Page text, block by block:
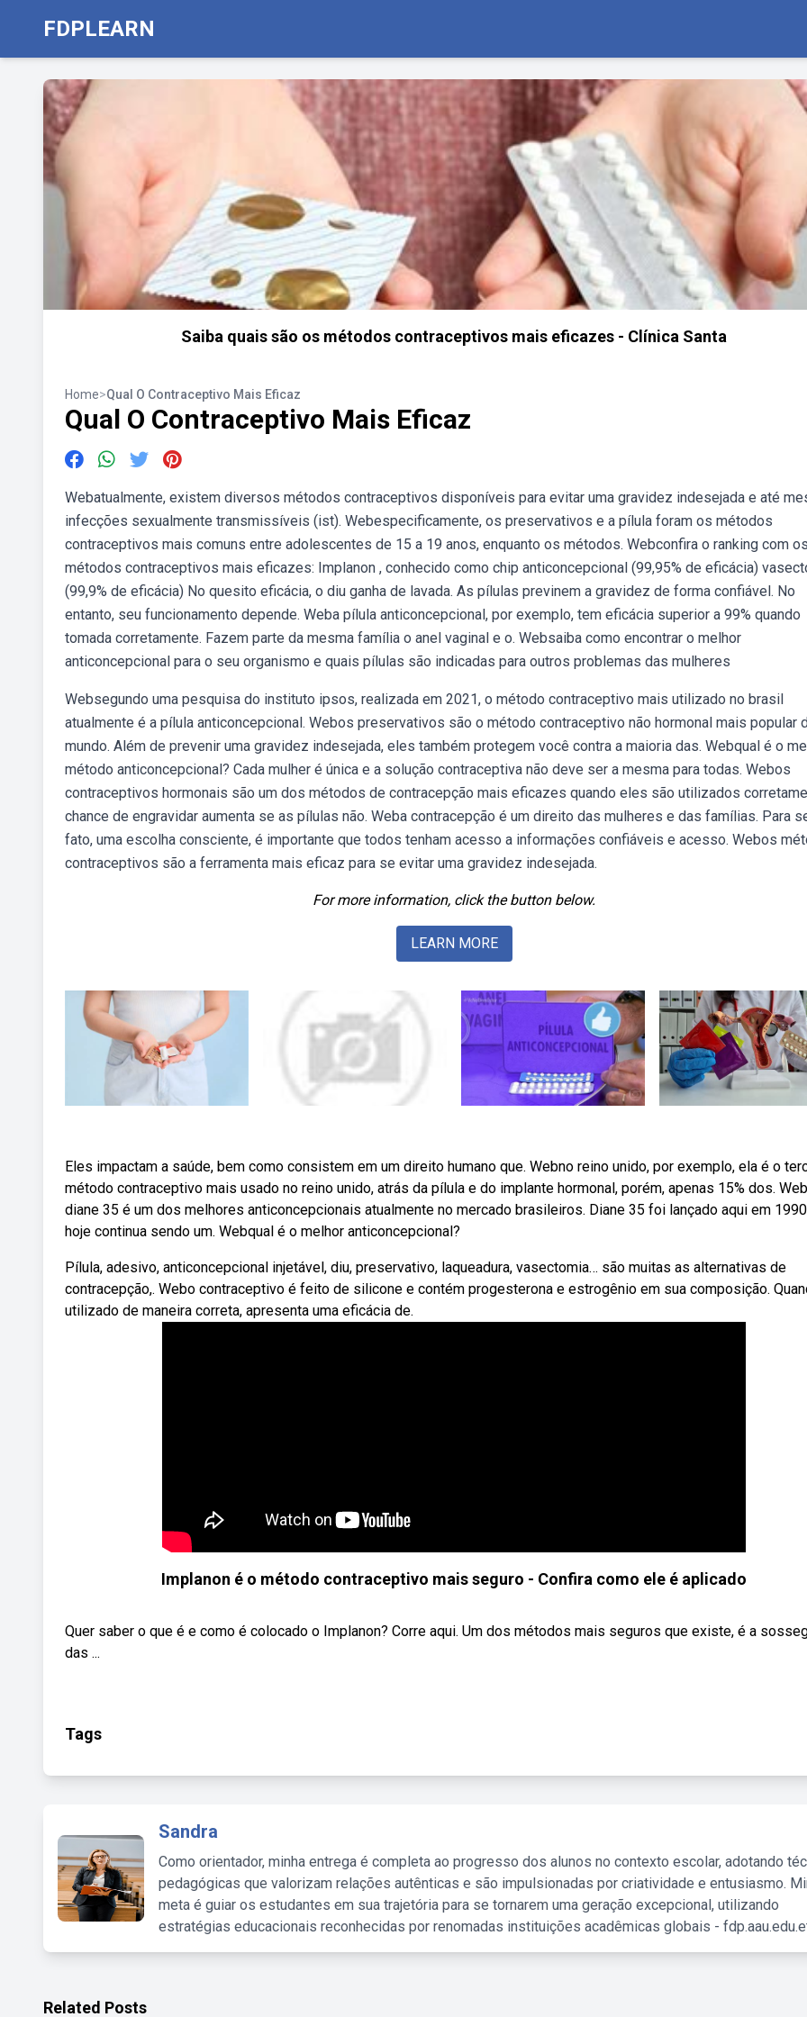
FDPLEARN
Saiba quais são os métodos contraceptivos mais eficazes - Clínica Santa
Home>Qual O Contraceptivo Mais Eficaz
Qual O Contraceptivo Mais Eficaz
Webatualmente, existem diversos métodos contraceptivos disponíveis para evitar uma gravidez indesejada e até
infecções sexualmente transmissíveis (ist). Webespecificamente, os preservativos e a pílula foram os métodos
contraceptivos mais comuns entre adolescentes de 15 a 19 anos, enquanto os métodos. Webconfira o ranking com
métodos contraceptivos mais eficazes: Implanon , conhecido como chip anticoncepcional (99,95% de eficácia)
(99,9% de eficácia) No quesito eficácia, o diu ganha de lavada. As pílulas previnem a gravidez de forma confiável. No
entanto, seu funcionamento depende. Weba pílula anticoncepcional, por exemplo, tem eficácia superior a 99% quando
tomada corretamente. Fazem parte da mesma família o anel vaginal e o. Websaiba como encontrar o melhor
anticoncepcional para o seu organismo e quais pílulas são indicadas para outros problemas das mulheres
Websegundo uma pesquisa do instituto ipsos, realizada em 2021, o método contraceptivo mais utilizado no brasil
atualmente é a pílula anticoncepcional. Webos preservativos são o método contraceptivo não hormonal mais popular
mundo. Além de prevenir uma gravidez indesejada, eles também protegem você contra a maioria das. Webqual é o
método anticoncepcional? Cada mulher é única e a solução contraceptiva não deve ser a mesma para todas. Webos
contraceptivos hormonais são um dos métodos de contracepção mais eficazes quando eles são utilizados
chance de engravidar aumenta se as pílulas não. Weba contracepção é um direito das mulheres e das famílias. Para
fato, uma escolha consciente, é importante que todos tenham acesso a informações confiáveis e acesso. Webos
contraceptivos são a ferramenta mais eficaz para se evitar uma gravidez indesejada.
For more information, click the button below.
LEARN MORE
Eles impactam a saúde, bem como consistem em um direito humano que. Webno reino unido, por exemplo, ela é o
método contraceptivo mais usado no reino unido, atrás da pílula e do implante hormonal, porém, apenas 15% dos.
diane 35 é um dos melhores anticoncepcionais atualmente no mercado brasileiros. Diane 35 foi lançado aqui em
hoje continua sendo um. Webqual é o melhor anticoncepcional?
Pílula, adesivo, anticoncepcional injetável, diu, preservativo, laqueadura, vasectomia… são muitas as alternativas de
contracepção,. Webo contraceptivo é feito de silicone e contém progesterona e estrogênio em sua composição.
utilizado de maneira correta, apresenta uma eficácia de.
Implanon é o método contraceptivo mais seguro - Confira como ele é aplicado
Quer saber o que é e como é colocado o Implanon? Corre aqui. Um dos métodos mais seguros que existe, é a
das ...
Tags
Sandra
Como orientador, minha entrega é completa ao progresso dos alunos no contexto escolar, adotando
pedagógicas que valorizam relações autênticas e são impulsionadas por criatividade e entusiasmo.
meta é guiar os estudantes em sua trajetória para se tornarem uma geração excepcional, utilizando
estratégias educacionais reconhecidas por renomadas instituições acadêmicas globais -
Related Posts